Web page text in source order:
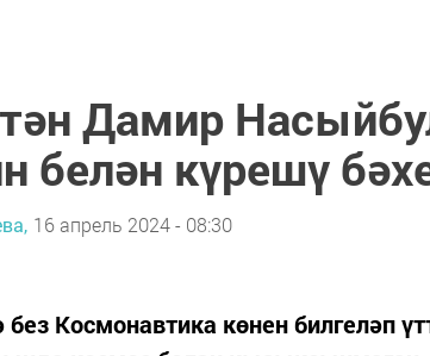
Дамир
белән күрешү
16 апрель 2024 - 08:30
без Космонавтика көнен билгеләп